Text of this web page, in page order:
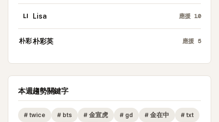
LI Lisa 應援 10
朴彩朴彩英 應援 5
本週趨勢關鍵字
# twice # bts # 金宣虎 # gd # 金在中 # txt